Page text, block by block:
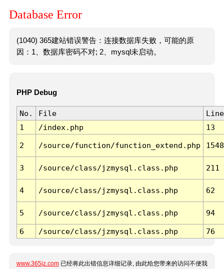
Database Error
(1040) 365建站错误警告：连接数据库失败，可能的原
因：1、数据库密码不对; 2、mysql未启动。
PHP Debug
No. File
Line
1
/index.php 13
2 /source/function/function_extend.php 1548
3 /source/class/jzmysql.class.php 211
4 /source/class/jzmysql.class.php 62
5 /source/class/jzmysql.class.php 94
6 /source/class/jzmysql.class.php 76
www.365jz.com 已经将此出错信息详细记录, 由此给您带来的访问不便我